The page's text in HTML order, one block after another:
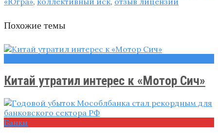
Похожие темы
Китай утратил интерес к «Мотор Сич»
Банки